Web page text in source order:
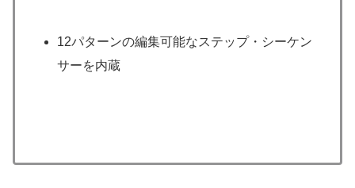
12パターンの編集可能なステップ・シーケン
サーを内蔵